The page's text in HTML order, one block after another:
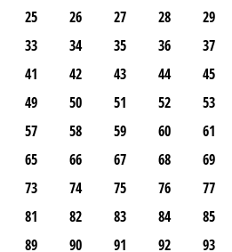
25
26 27 28 29
33
34 35 36 37
41
42 43 44 45
49
50 51 52 53
57
58 59 60 61
65
66 67 68 69
73
74 75 76 77
81
82 83 84 85
89
90 91 92 93